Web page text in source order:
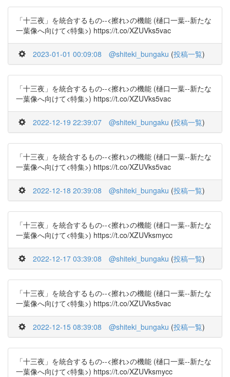
「十三夜」を統合するもの--<擦れ>の機能 (樋口一葉--新たな
一葉像へ向けて<特集>) https://t.co/XZUVks5vac
2023-01-01 00:09:08 @shiteki_bungaku (投稿一覧)
「十三夜」を統合するもの--<擦れ>の機能 (樋口一葉--新たな
一葉像へ向けて<特集>) https://t.co/XZUVks5vac
2022-12-19 22:39:07 @shiteki_bungaku (投稿一覧)
「十三夜」を統合するもの--<擦れ>の機能 (樋口一葉--新たな
一葉像へ向けて<特集>) https://t.co/XZUVks5vac
2022-12-18 20:39:08 @shiteki_bungaku (投稿一覧)
「十三夜」を統合するもの--<擦れ>の機能 (樋口一葉--新たな
一葉像へ向けて<特集>) https://t.co/XZUVksmycc
2022-12-17 03:39:08 @shiteki_bungaku (投稿一覧)
「十三夜」を統合するもの--<擦れ>の機能 (樋口一葉--新たな
一葉像へ向けて<特集>) https://t.co/XZUVks5vac
2022-12-15 08:39:08 @shiteki_bungaku (投稿一覧)
「十三夜」を統合するもの--<擦れ>の機能 (樋口一葉--新たな
一葉像へ向けて<特集>) https://t.co/XZUVksmycc